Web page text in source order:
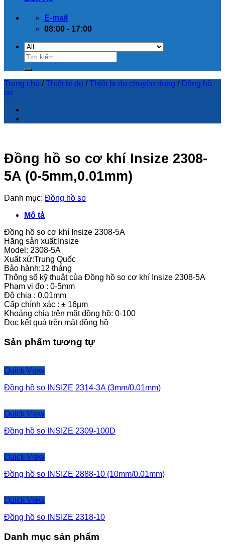
E-mail
08:00 - 17:00
Trang chủ / Thiết bị đo / Thiết bị đo chuyên dụng / Đồng hồ
so
Đồng hồ so cơ khí Insize 2308-
5A (0-5mm,0.01mm)
Danh mục: Đồng hồ so
Mô tả
Đồng hồ so cơ khí Insize 2308-5A
Hãng sản xuất:Insize
Model: 2308-5A
Xuất xứ:Trung Quốc
Bảo hành:12 tháng
Thông số kỹ thuật của Đồng hồ so cơ khí Insize 2308-5A
Phạm vi đo : 0-5mm
Độ chia : 0.01mm
Cấp chính xác : ± 16µm
Khoảng chia trên mặt đồng hồ: 0-100
Đọc kết quả trên mặt đồng hồ
Sản phẩm tương tự
Quick View
Đồng hồ so INSIZE 2314-3A (3mm/0.01mm)
Quick View
Đồng hồ so INSIZE 2309-100D
Quick View
Đồng hồ so INSIZE 2888-10 (10mm/0.01mm)
Quick View
Đồng hồ so INSIZE 2318-10
Danh mục sản phẩm